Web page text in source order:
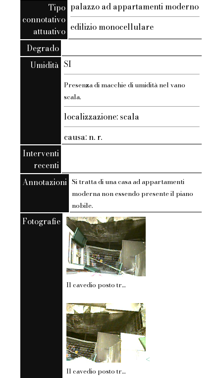
Tipo
connotativo
attuativo
palazzo ad appartamenti moderno
edilizio monocellulare
Degrado
Umidità SI
Presenza di macchie di umidità nel vano
scala.
localizzazione: scala
causa: n. r.
Interventi
recenti
Annotazioni Si tratta di una casa ad appartamenti
moderna non essendo presente il piano
nobile.
Fotografie
Il cavedio posto tra il civico 1142010 ed il civico 1212003 visto da un appartamento di quest'ultimo (interno 4 -4? piano). Il cavedio e quanto rimane di un antico vicolo. Si notano i puntoni posti tra i due edifici.
<
Il cavedio posto tra il civico 1142010 ed il civico 1212003 visto da un appartamento di quest'ultimo (interno 4 -4? piano). Il cavedio e quanto rimane di un antico vicolo. Si notano i puntoni posti tra i due edifici.